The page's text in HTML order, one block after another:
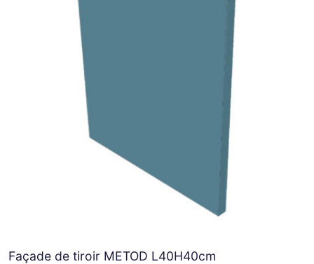
Façade de tiroir METOD L40H40cm